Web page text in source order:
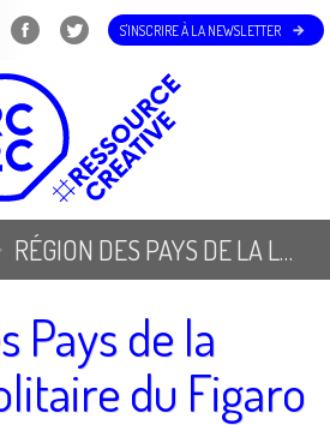
S'INSCRIRE À LA NEWSLETTER
RÉGION DES PAYS DE LA LOIRE // SOLITAIRE DU FIGARO
Pays de la
du Figaro